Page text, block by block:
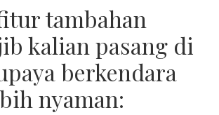
tambahan
kalian pasang di
berkendara
nyaman: